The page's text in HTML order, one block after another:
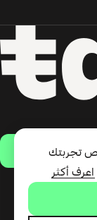
تجربتك
اعرف أكثر